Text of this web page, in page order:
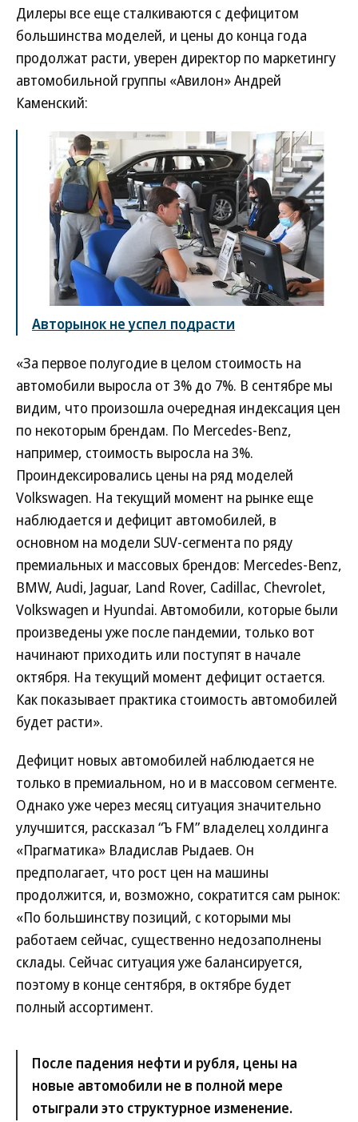
Дилеры все еще сталкиваются с дефицитом
большинства моделей, и цены до конца года
продолжат расти, уверен директор по маркетингу
автомобильной группы «Авилон» Андрей
Каменский:
Авторынок не успел подрасти
«За первое полугодие в целом стоимость на
автомобили выросла от 3% до 7%. В сентябре мы
видим, что произошла очередная индексация цен
по некоторым брендам. По Mercedes-Benz,
например, стоимость выросла на 3%.
Проиндексировались цены на ряд моделей
Volkswagen. На текущий момент на рынке еще
наблюдается и дефицит автомобилей, в
основном на модели SUV-сегмента по ряду
премиальных и массовых брендов: Mercedes-Benz,
BMW, Audi, Jaguar, Land Rover, Cadillac, Chevrolet,
Volkswagen и Hyundai. Автомобили, которые были
произведены уже после пандемии, только вот
начинают приходить или поступят в начале
октября. На текущий момент дефицит остается.
Как показывает практика стоимость автомобилей
будет расти».
Дефицит новых автомобилей наблюдается не
только в премиальном, но и в массовом сегменте.
Однако уже через месяц ситуация значительно
улучшится, рассказал “Ъ FM” владелец холдинга
«Прагматика» Владислав Рыдаев. Он
предполагает, что рост цен на машины
продолжится, и, возможно, сократится сам рынок:
«По большинству позиций, с которыми мы
работаем сейчас, существенно недозаполнены
склады. Сейчас ситуация уже балансируется,
поэтому в конце сентября, в октябре будет
полный ассортимент.
После падения нефти и рубля, цены на
новые автомобили не в полной мере
отыграли это структурное изменение.